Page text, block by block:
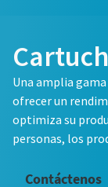
Una amplia
ofrecer un
optimiza su
personas, los
Contáctenos